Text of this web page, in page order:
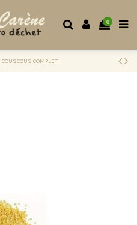
0
COUSCOUS COMPLET